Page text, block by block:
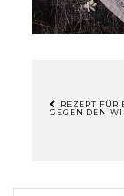
REZEPT FÜR
GEGEN DEN